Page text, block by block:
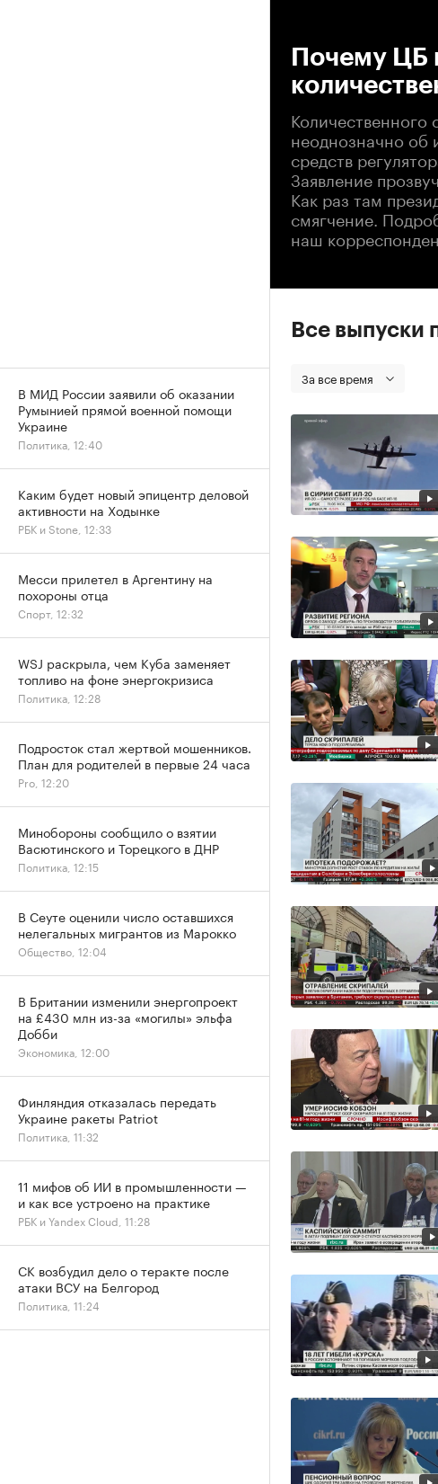
Почему ЦБ
Количественного
неоднозначно об
средств
Заявление
Как раз там
смягчение.
наш
Все выпуски
За все время
В МИД России заявили об оказании
Румынией прямой военной помощи
Украине
Политика, 12:40
Каким будет новый эпицентр деловой
активности на Ходынке
РБК и Stone, 12:33
Месси прилетел в Аргентину на
похороны отца
Спорт, 12:32
WSJ раскрыла, чем Куба заменяет
топливо на фоне энергокризиса
Политика, 12:28
Подросток стал жертвой мошенников.
План для родителей в первые 24 часа
Pro, 12:20
Минобороны сообщило о взятии
Васютинского и Торецкого в ДНР
Политика, 12:15
В Сеуте оценили число оставшихся
нелегальных мигрантов из Марокко
Общество, 12:04
В Британии изменили энергопроект
на £430 млн из-за «могилы» эльфа
Добби
Экономика, 12:00
Финляндия отказалась передать
Украине ракеты Patriot
Политика, 11:32
11 мифов об ИИ в промышленности —
и как все устроено на практике
РБК и Yandex Cloud, 11:28
СК возбудил дело о теракте после
атаки ВСУ на Белгород
Политика, 11:24